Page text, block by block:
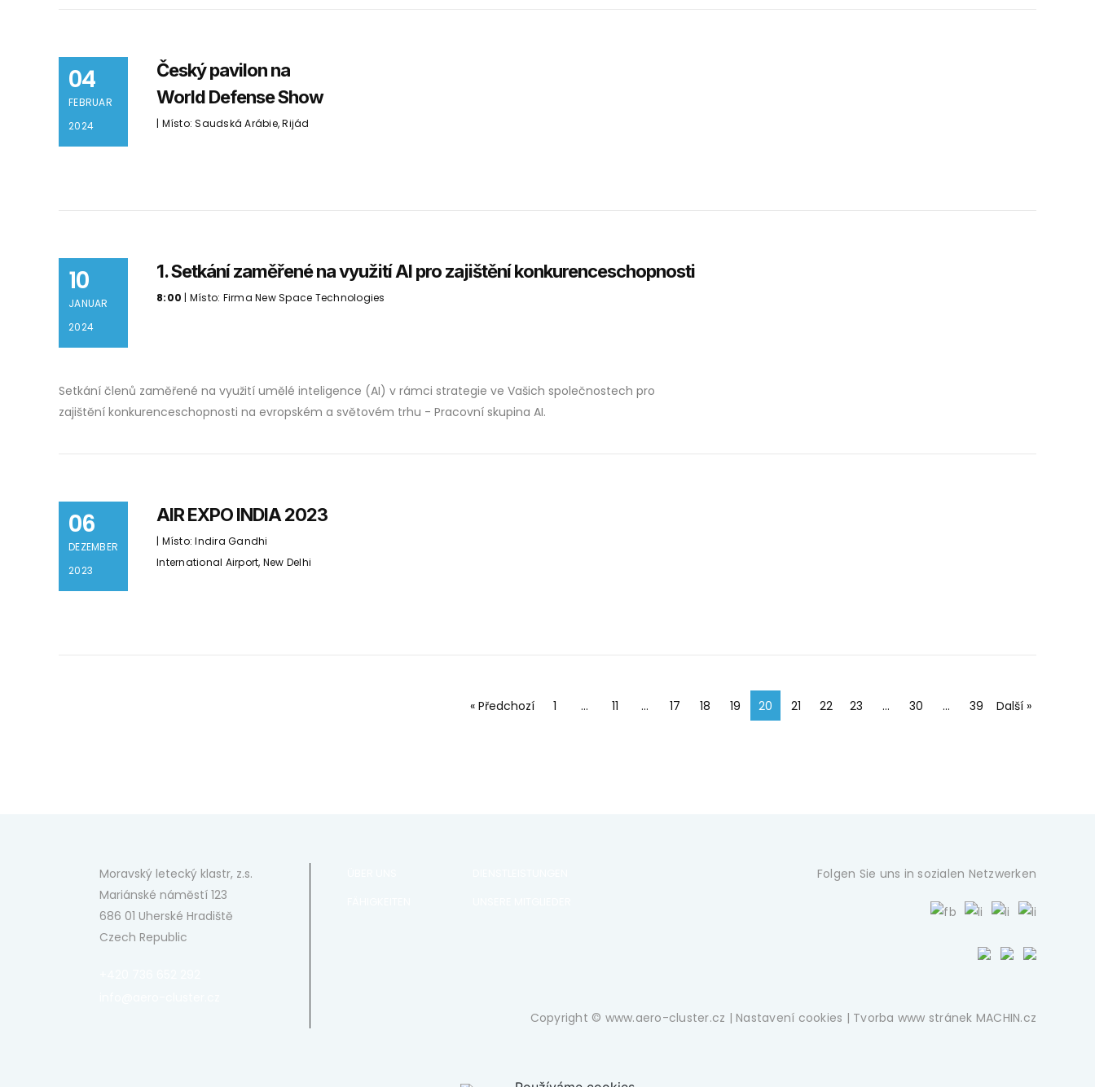
04
FEBRUAR
2024
Český pavilon na
World Defense Show
| Místo: Saudská Arábie, Rijád
10
JANUAR
2024
1. Setkání zaměřené na využití AI pro zajištění konkurenceschopnosti
8:00 | Místo: Firma New Space Technologies
Setkání členů zaměřené na využití umělé inteligence (AI) v rámci strategie ve Vašich společnostech pro
zajištění konkurenceschopnosti na evropském a světovém trhu - Pracovní skupina AI.
06
DEZEMBER
2023
AIR EXPO INDIA 2023
| Místo: Indira Gandhi
International Airport, New Delhi
« Předchozí 1 … 11 … 17 18 19 20 21 22 23 … 30 … 39 Další »
Moravský letecký klastr, z.s.
Mariánské náměstí 123
686 01 Uherské Hradiště
Czech Republic
Folgen Sie uns in sozialen Netzwerken
Copyright © www.aero-cluster.cz | Nastavení cookies | Tvorba www stránek MACHIN.cz